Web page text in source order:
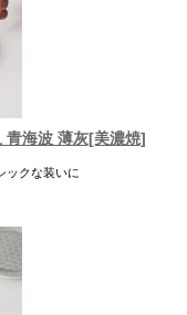
海波 薄灰[美濃焼]
ックな装いに